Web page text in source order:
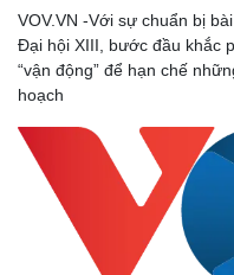
VOV.VN -Với sự chuẩn bị
Đại hội XIII, bước đầu khắc
“vận động” để hạn chế
hoạch